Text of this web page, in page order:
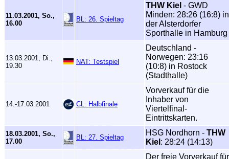
11.03.2001, So.,
16.00
BL: 26. Spieltag
THW Kiel - GWD
Minden: 28:26 (16:8) in
der Alsterdorfer
Sporthalle in Hamburg
13.03.2001, Di.,
19.30
NAT: Testspiel
Deutschland -
Norwegen: 23:16
(10:8) in Rostock
(Stadthalle)
14.-17.03.2001 CL: Halbfinale
Vorverkauf für die
Inhaber von
Viertelfinal-
Eintrittskarten.
18.03.2001, So.,
17.00
BL: 27. Spieltag
HSG Nordhorn - THW
Kiel : 28:24 (14:13)
Der freie Vorverkauf für